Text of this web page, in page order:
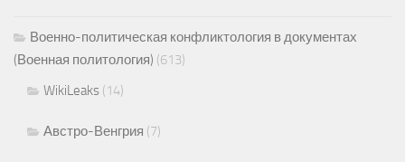
Военно-политическая конфликтология в документах
(Военная политология) (613)
WikiLeaks (14)
Австро-Венгрия (7)